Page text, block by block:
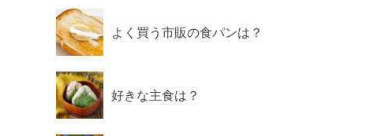
よく買う市販の食パンは？
好きな主食は？